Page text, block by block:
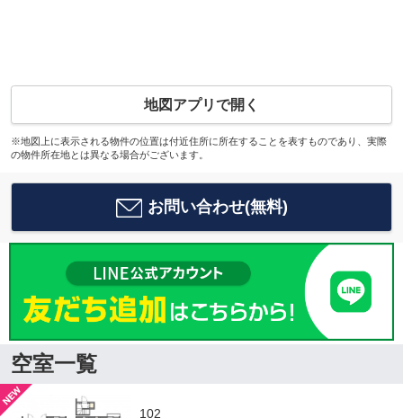
地図アプリで開く
※地図上に表示される物件の位置は付近住所に所在することを表すものであり、実際
の物件所在地とは異なる場合がございます。
お問い合わせ(無料)
空室一覧
102